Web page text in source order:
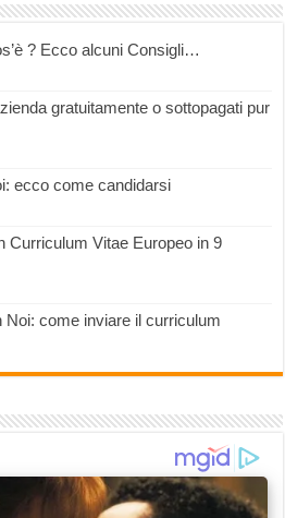
? Ecco alcuni Consigli…
gratuitamente o sottopagati pur
ecco come candidarsi
Curriculum Vitae Europeo in 9
Noi: come inviare il curriculum